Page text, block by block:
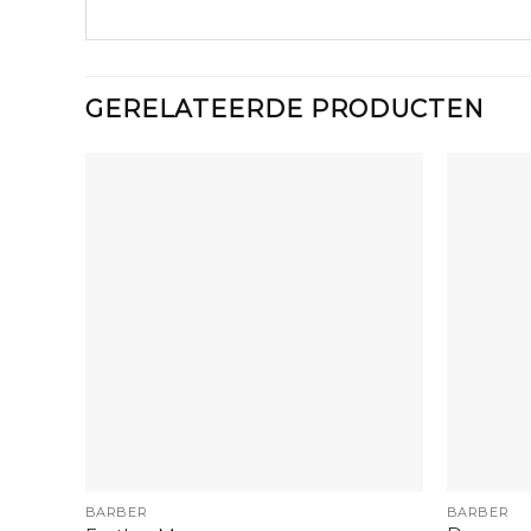
GERELATEERDE PRODUCTEN
BARBER BARBER